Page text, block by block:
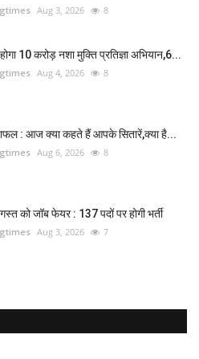
Aug 3, 2026 8
10 करोड़ नशा मुक्ति प्रतिज्ञा अभियान,6...
Aug 4, 2026 8
: आज क्या कहते हैं आपके सितारें,क्या है...
Aug 6, 2026 8
को जॉब फेयर : 137 पदों पर होगी भर्ती
Aug 3, 2026 7